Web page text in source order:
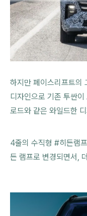
하지만 페이스리프트의
디자인으로 기존 투싼
로드와 같은 와일드한
4줄의 수직형 #히든램
든 램프로 변경되면서,